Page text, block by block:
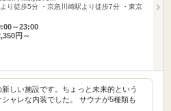
より徒歩5分 ・京急川崎駅より徒歩7分 ・東京
～23:00
円～
しい施設です。ちょっと未来的という
ャレな内装でした。 サウナが5種類も